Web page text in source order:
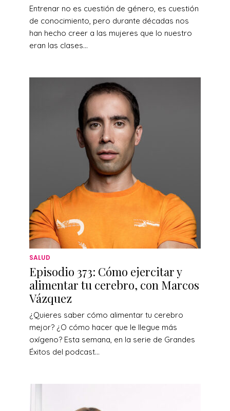
Entrenar no es cuestión de género, es cuestión
de conocimiento, pero durante décadas nos
han hecho creer a las mujeres que lo nuestro
eran las clases...
SALUD
Episodio 373: Cómo ejercitar y
alimentar tu cerebro, con Marcos
Vázquez
¿Quieres saber cómo alimentar tu cerebro
mejor? ¿O cómo hacer que le llegue más
oxígeno? Esta semana, en la serie de Grandes
Éxitos del podcast...